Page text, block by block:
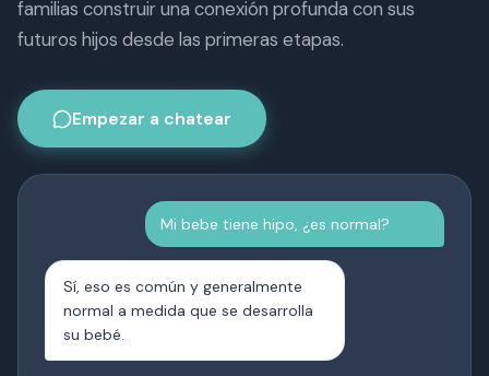
familias construir una conexión profunda con sus
futuros hijos desde las primeras etapas.
Empezar a chatear
Mi bebe tiene hipo, ¿es normal?
Sí, eso es común y generalmente
normal a medida que se desarrolla
su bebé.